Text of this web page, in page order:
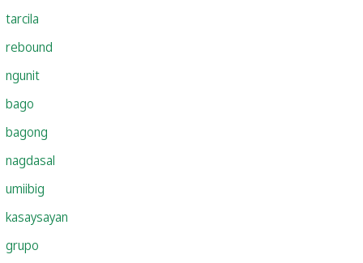
tarcila
rebound
ngunit
bago
bagong
nagdasal
umiibig
kasaysayan
grupo